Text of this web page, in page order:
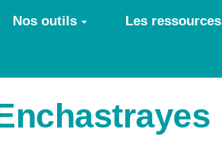
Nos outils Les ressources